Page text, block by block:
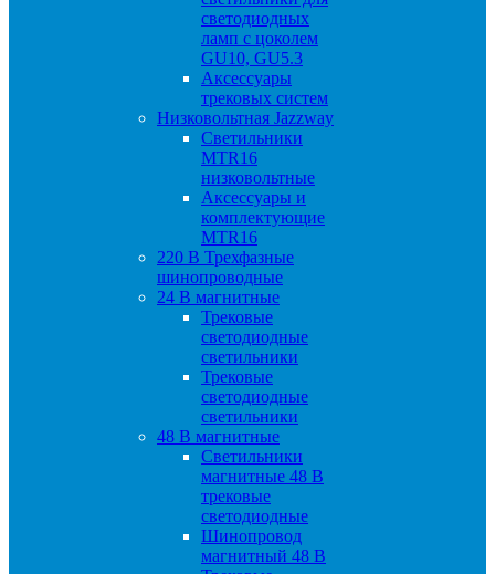
светодиодных
ламп с цоколем
GU10, GU5.3
Аксессуары
трековых систем
Низковольтная Jazzway
Светильники
MTR16
низковольтные
Аксессуары и
комплектующие
MTR16
220 B Трехфазные
шинопроводные
24 B магнитные
Трековые
светодиодные
светильники
Трековые
светодиодные
светильники
48 B магнитные
Светильники
магнитные 48 В
трековые
светодиодные
Шинопровод
магнитный 48 В